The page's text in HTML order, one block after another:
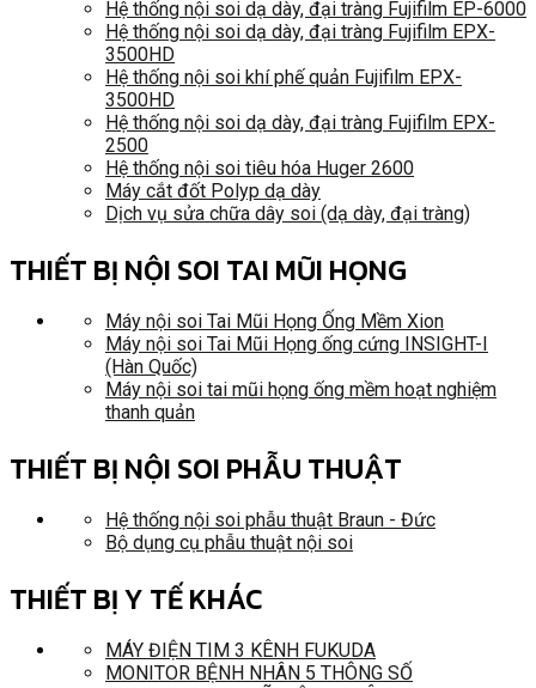
Hệ thống nội soi dạ dày, đại tràng Fujifilm EP-6000
Hệ thống nội soi dạ dày, đại tràng Fujifilm EPX-
3500HD
Hệ thống nội soi khí phế quản Fujifilm EPX-
3500HD
Hệ thống nội soi dạ dày, đại tràng Fujifilm EPX-
2500
Hệ thống nội soi tiêu hóa Huger 2600
Máy cắt đốt Polyp dạ dày
Dịch vụ sửa chữa dây soi (dạ dày, đại tràng)
THIẾT BỊ NỘI SOI TAI MŨI HỌNG
Máy nội soi Tai Mũi Họng Ống Mềm Xion
Máy nội soi Tai Mũi Họng ống cứng INSIGHT-I
(Hàn Quốc)
Máy nội soi tai mũi họng ống mềm hoạt nghiệm
thanh quản
THIẾT BỊ NỘI SOI PHẪU THUẬT
Hệ thống nội soi phẫu thuật Braun - Đức
Bộ dụng cụ phẫu thuật nội soi
THIẾT BỊ Y TẾ KHÁC
MÁY ĐIỆN TIM 3 KÊNH FUKUDA
MONITOR BỆNH NHÂN 5 THÔNG SỐ